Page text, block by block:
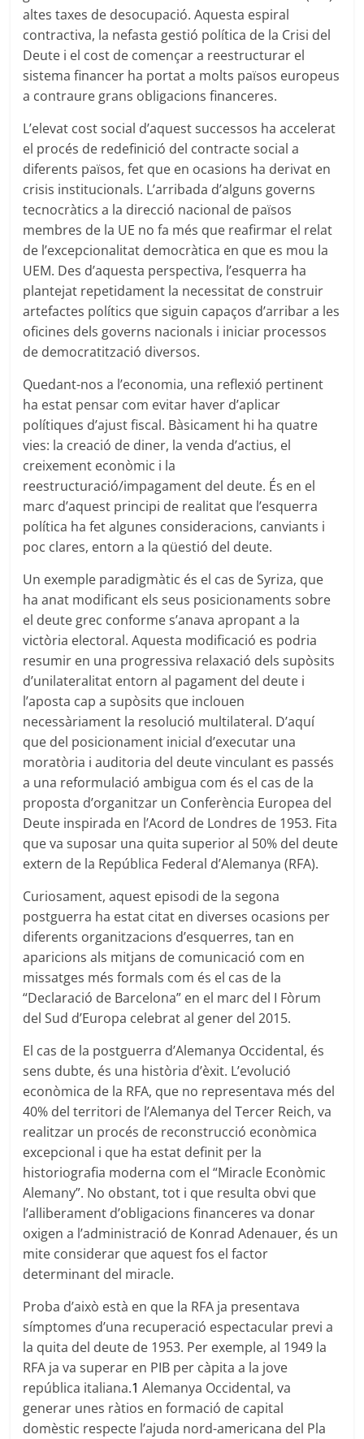
altes taxes de desocupació. Aquesta espiral
contractiva, la nefasta gestió política de la Crisi del
Deute i el cost de començar a reestructurar el
sistema financer ha portat a molts països europeus
a contraure grans obligacions financeres.
L’elevat cost social d’aquest successos ha accelerat
el procés de redefinició del contracte social a
diferents països, fet que en ocasions ha derivat en
crisis institucionals. L’arribada d’alguns governs
tecnocràtics a la direcció nacional de països
membres de la UE no fa més que reafirmar el relat
de l’excepcionalitat democràtica en que es mou la
UEM. Des d’aquesta perspectiva, l’esquerra ha
plantejat repetidament la necessitat de construir
artefactes polítics que siguin capaços d’arribar a les
oficines dels governs nacionals i iniciar processos
de democratització diversos.
Quedant-nos a l’economia, una reflexió pertinent
ha estat pensar com evitar haver d’aplicar
polítiques d’ajust fiscal. Bàsicament hi ha quatre
vies: la creació de diner, la venda d’actius, el
creixement econòmic i la
reestructuració/impagament del deute. És en el
marc d’aquest principi de realitat que l’esquerra
política ha fet algunes consideracions, canviants i
poc clares, entorn a la qüestió del deute.
Un exemple paradigmàtic és el cas de Syriza, que
ha anat modificant els seus posicionaments sobre
el deute grec conforme s’anava apropant a la
victòria electoral. Aquesta modificació es podria
resumir en una progressiva relaxació dels supòsits
d’unilateralitat entorn al pagament del deute i
l’aposta cap a supòsits que inclouen
necessàriament la resolució multilateral. D’aquí
que del posicionament inicial d’executar una
moratòria i auditoria del deute vinculant es passés
a una reformulació ambigua com és el cas de la
proposta d’organitzar un Conferència Europea del
Deute inspirada en l’Acord de Londres de 1953. Fita
que va suposar una quita superior al 50% del deute
extern de la República Federal d’Alemanya (RFA).
Curiosament, aquest episodi de la segona
postguerra ha estat citat en diverses ocasions per
diferents organitzacions d’esquerres, tan en
aparicions als mitjans de comunicació com en
missatges més formals com és el cas de la
“Declaració de Barcelona” en el marc del I Fòrum
del Sud d’Europa celebrat al gener del 2015.
El cas de la postguerra d’Alemanya Occidental, és
sens dubte, és una història d’èxit. L’evolució
econòmica de la RFA, que no representava més del
40% del territori de l’Alemanya del Tercer Reich, va
realitzar un procés de reconstrucció econòmica
excepcional i que ha estat definit per la
historiografia moderna com el “Miracle Econòmic
Alemany”. No obstant, tot i que resulta obvi que
l’alliberament d’obligacions financeres va donar
oxigen a l’administració de Konrad Adenauer, és un
mite considerar que aquest fos el factor
determinant del miracle.
Proba d’això està en que la RFA ja presentava
símptomes d’una recuperació espectacular previ a
la quita del deute de 1953. Per exemple, al 1949 la
RFA ja va superar en PIB per càpita a la jove
república italiana.1 Alemanya Occidental, va
generar unes ràtios en formació de capital
domèstic respecte l’ajuda nord-americana del Pla